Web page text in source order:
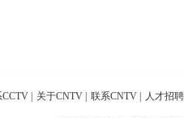
CCTV 关于CNTV 联系CNTV 人才招聘